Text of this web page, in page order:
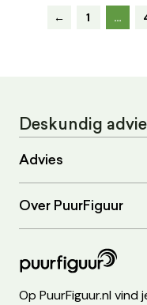
← 1 …
Deskundig
Advies
Over PuurFiguur
Op PuurFiguur.nl vind